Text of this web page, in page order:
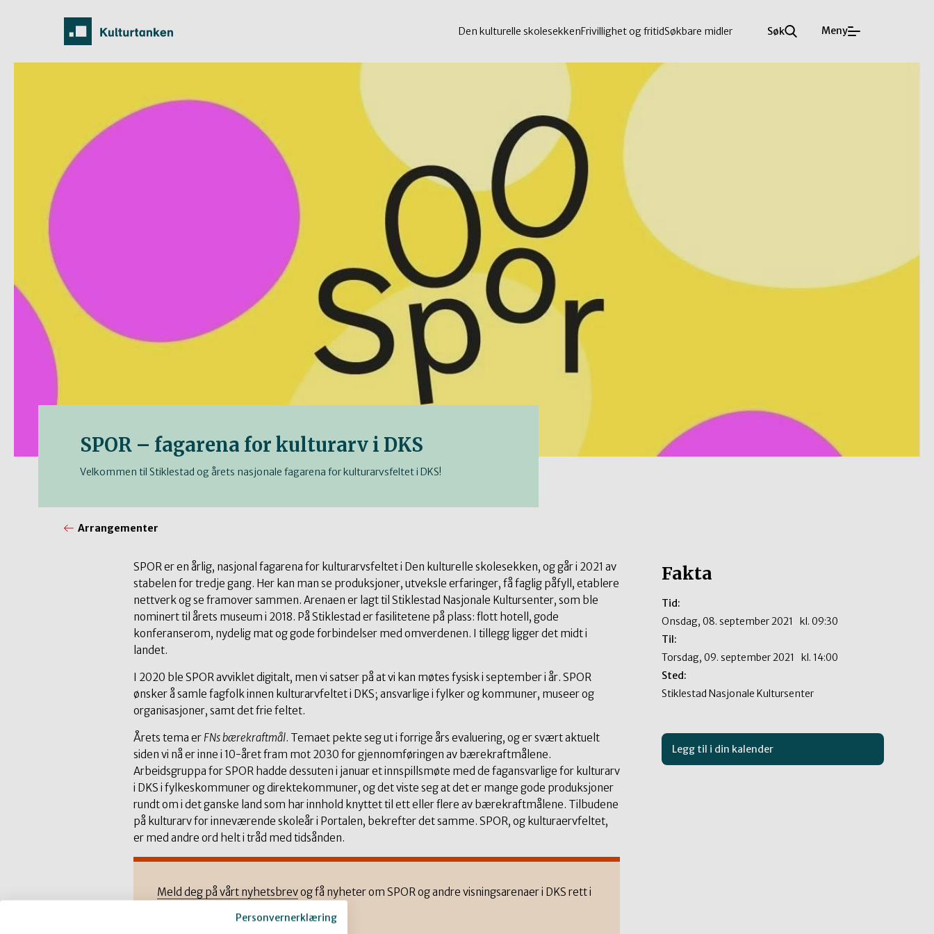
Den kulturelle skolesekkenFrivillighet og fritidSøkbare midler Søk Meny
SPOR – fagarena for kulturarv i DKS
Velkommen til Stiklestad og årets nasjonale fagarena for kulturarvsfeltet i DKS!
Arrangementer
SPOR er en årlig, nasjonal fagarena for kulturarvsfeltet i Den kulturelle skolesekken, og går i 2021 av
stabelen for tredje gang. Her kan man se produksjoner, utveksle erfaringer, få faglig påfyll, etablere
nettverk og se framover sammen. Arenaen er lagt til Stiklestad Nasjonale Kultursenter, som ble
nominert til årets museum i 2018. På Stiklestad er fasilitetene på plass: flott hotell, gode
konferanserom, nydelig mat og gode forbindelser med omverdenen. I tillegg ligger det midt i
landet.
I 2020 ble SPOR avviklet digitalt, men vi satser på at vi kan møtes fysisk i september i år. SPOR
ønsker å samle fagfolk innen kulturarvfeltet i DKS; ansvarlige i fylker og kommuner, museer og
organisasjoner, samt det frie feltet.
Årets tema er FNs bærekraftmål. Temaet pekte seg ut i forrige års evaluering, og er svært aktuelt
siden vi nå er inne i 10-året fram mot 2030 for gjennomføringen av bærekraftmålene.
Arbeidsgruppa for SPOR hadde dessuten i januar et innspillsmøte med de fagansvarlige for kulturarv
i DKS i fylkeskommuner og direktekommuner, og det viste seg at det er mange gode produksjoner
rundt om i det ganske land som har innhold knyttet til ett eller flere av bærekraftmålene. Tilbudene
på kulturarv for inneværende skoleår i Portalen, bekrefter det samme. SPOR, og kulturaervfeltet,
er med andre ord helt i tråd med tidsånden.
Meld deg på vårt nyhetsbrevog få nyheter om SPOR og andre visningsarenaer i DKS rett i
Fakta
Tid:
onsdag, 08. september 2021
kl. 09:30
Til:
torsdag, 09. september 2021
kl. 14:00
Sted:
Stiklestad Nasjonale Kultursenter
Legg til i din kalender
Personvernerklæring